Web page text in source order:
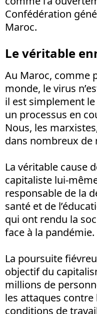
Confédération
Maroc.
Le véritable
Au Maroc, comme
monde, le virus
il est simplement
un processus en
Nous, les
dans nombreux de
La véritable cause
capitaliste lui-
responsable de la
santé et de
qui ont rendu la
face à la pandémie.
La poursuite
objectif du
millions de
les attaques
conditions de